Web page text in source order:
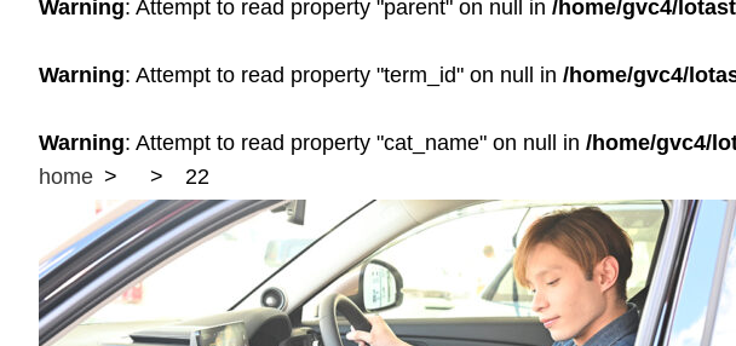
Warning: Attempt to read property "parent" on null in /home/gvc4/
Warning: Attempt to read property "term_id" on null in /home/gvc4/
Warning: Attempt to read property "cat_name" on null in /home/gvc4/
home
22